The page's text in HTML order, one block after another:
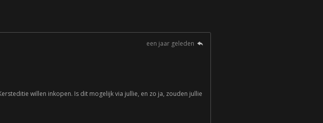
een jaar geleden
willen inkopen. Is dit mogelijk via jullie, en zo ja, zouden jullie